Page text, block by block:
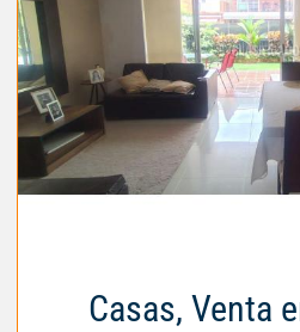
Casas, Venta